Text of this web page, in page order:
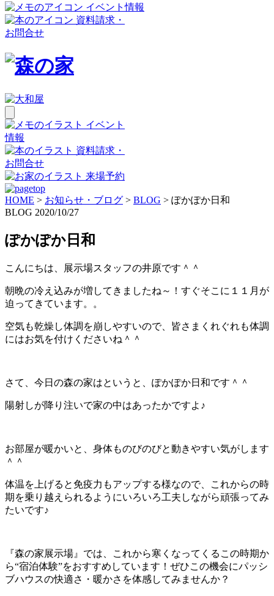
イベント情報
資料請求・
お問合せ
イベント
情報
資料請求・
お問合せ
来場予約
HOME > お知らせ・ブログ > BLOG > ぽかぽか日和
BLOG 2020/10/27
ぽかぽか日和
こんにちは、展示場スタッフの井原です＾＾
朝晩の冷え込みが増してきましたね～！すぐそこに１１月が
迫ってきています。。
空気も乾燥し体調を崩しやすいので、皆さまくれぐれも体調
にはお気を付けくださいね＾＾
さて、今日の森の家はというと、ぽかぽか日和です＾＾
陽射しが降り注いで家の中はあったかですよ♪
お部屋が暖かいと、身体ものびのびと動きやすい気がします
＾＾
体温を上げると免疫力もアップする様なので、これからの時
期を乗り越えられるようにいろいろ工夫しながら頑張ってみ
たいです♪
『森の家展示場』では、これから寒くなってくるこの時期か
ら“宿泊体験”をおすすめしています！ぜひこの機会にパッシ
ブハウスの快適さ・暖かさを体感してみませんか？